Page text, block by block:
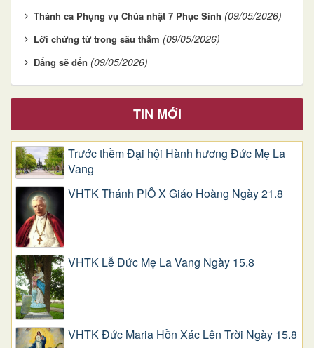
Thánh ca Phụng vụ Chúa nhật 7 Phục Sinh (09/05/2026)
Lời chứng từ trong sâu thẳm (09/05/2026)
Đấng sẽ đến (09/05/2026)
TIN MỚI
Trước thềm Đại hội Hành hương Đức Mẹ La
Vang
VHTK Thánh PIÔ X Giáo Hoàng Ngày 21.8
VHTK Lễ Đức Mẹ La Vang Ngày 15.8
VHTK Đức Maria Hồn Xác Lên Trời Ngày 15.8